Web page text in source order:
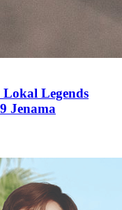
Legends
Jenama